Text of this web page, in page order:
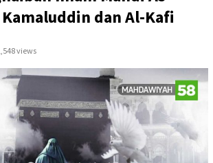
dan Al-Kafi
views